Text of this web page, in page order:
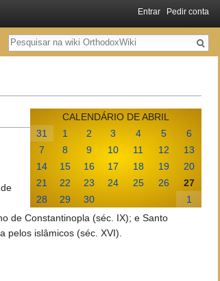
CALENDÁRIO DE ABRIL
31
1 2 3 4 5
6
7
8 9 10 11 12
13
14
15 16 17 18 19
20
21
22 23 24 25 26
27
28
29 30 1
de Constantinopla (séc. IX); e Santo
pelos islâmicos (séc. XVI).
Entrar Pedir conta
Pesquisa